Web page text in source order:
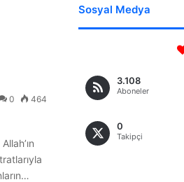
0 464
Sosyal Medya
3.108
Aboneler
0
Takipçi